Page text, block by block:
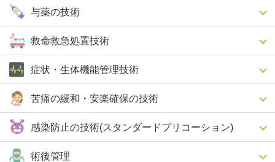
与薬の技術
救命救急処置技術
症状・生体機能管理技術
苦痛の緩和・安楽確保の技術
感染防止の技術(スタンダードプリコーション)
術後管理